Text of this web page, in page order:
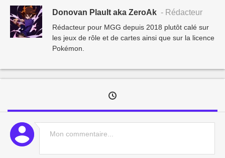
Donovan Plault aka ZeroAk - Rédacteur
Rédacteur pour MGG depuis 2018 plutôt calé sur
les jeux de rôle et de cartes ainsi que sur la licence
Pokémon.